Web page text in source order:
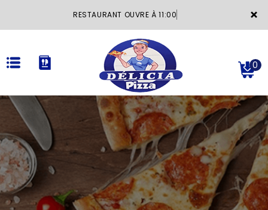
×
RESTAURANT OUVRE À 11:00
ACCUEIL
LA CARTE
VOTRE COMPTE
0